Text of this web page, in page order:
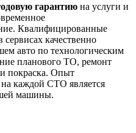
гарантию на услуги и
Квалифицированные
качественно
авто по технологическим
планового ТО, ремонт
покраска. Опыт
каждой СТО является
машины.